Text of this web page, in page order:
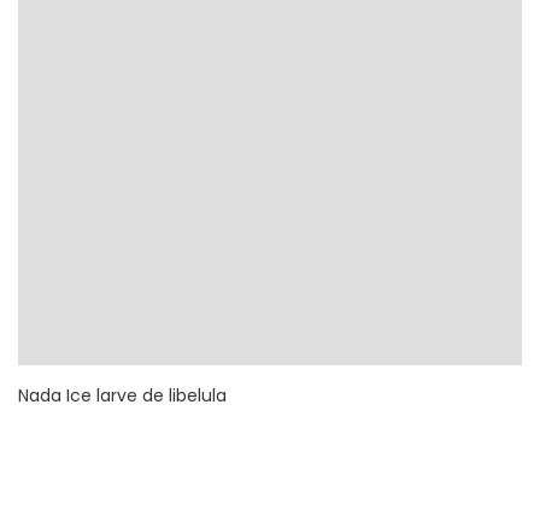
Nada Ice larve de libelula